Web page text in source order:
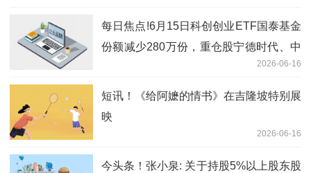
每日焦点!6月15日科创创业ETF国泰基金
份额减少280万份，重仓股宁德时代、中
2026-06-16
短讯！《给阿嬷的情书》在吉隆坡特别展
映
2026-06-16
今头条！张小泉: 关于持股5%以上股东股